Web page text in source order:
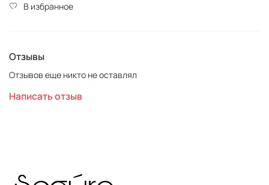
В избранное
Отзывы
Отзывов еще никто не оставлял
Написать отзыв